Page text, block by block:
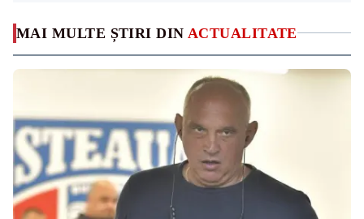
MAI MULTE ȘTIRI DIN ACTUALITATE